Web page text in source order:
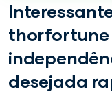
thorfortune
desejada